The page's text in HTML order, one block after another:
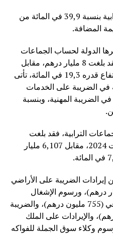
وتتشكل مداخيل الجماعات الترابية بنسبة 39,9 في المائة من
المضافة.
الدولة لحساب الجماعات
الترابية عند متم غشت 2024، فقد بلغت 8 مليار درهم، مقابل
6,7 مليار درهم قبل سنة، أي بارتفاع قدره 19,3 في المائة، تأتى
30,6 في المائة في الضريبة على الخدمات
6,4 في المائة في الضريبة المهنية، وبنسبة
الترابية، فقد بلغت
6,585 مليار درهم عند متم غشت 2024، مقابل 6,107 مليار
الضريبة على الأراضي
غير المبنية (1,656 مليار درهم)، ورسوم الإشغال
المؤقت للنطاق العمومي الجماعي (755 مليون درهم)، والضريبة
(579 مليون درهم)، والإيرادات على الملك
ورسوم وكلاء سوق الجملة للفواكه